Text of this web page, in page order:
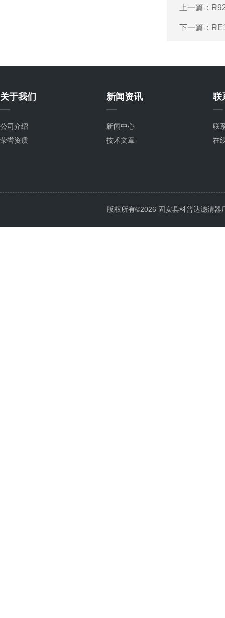
上一篇：
下一篇：
关于我们
公司介绍
荣誉资质
新闻资讯
新闻中心
技术文章
联
联
在
版权所有©2026 固安县科普达滤清